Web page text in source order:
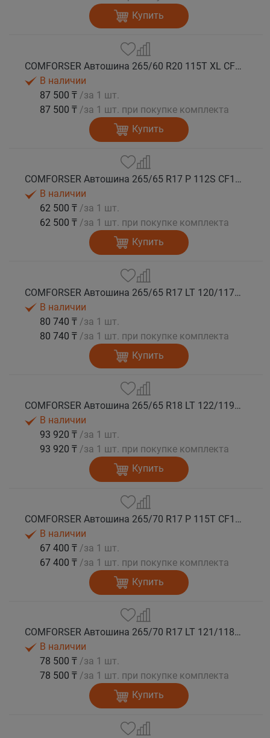
Купить
COMFORSER Автошина 265/60 R20 115T XL CF1100 RWL лето
В наличии
87 500 ₸ /за 1 шт.
87 500 ₸ /за 1 шт. при покупке комплекта
Купить
COMFORSER Автошина 265/65 R17 P 112S CF1100 RWL лето
В наличии
62 500 ₸ /за 1 шт.
62 500 ₸ /за 1 шт. при покупке комплекта
Купить
COMFORSER Автошина 265/65 R17 LT 120/117S CF1100 10PR RWL лето
В наличии
80 740 ₸ /за 1 шт.
80 740 ₸ /за 1 шт. при покупке комплекта
Купить
COMFORSER Автошина 265/65 R18 LT 122/119S CF1100 10PR RWL лето
В наличии
93 920 ₸ /за 1 шт.
93 920 ₸ /за 1 шт. при покупке комплекта
Купить
COMFORSER Автошина 265/70 R17 P 115T CF1100 RWL лето
В наличии
67 400 ₸ /за 1 шт.
67 400 ₸ /за 1 шт. при покупке комплекта
Купить
COMFORSER Автошина 265/70 R17 LT 121/118R CF1100 10PR RWL лето
В наличии
78 500 ₸ /за 1 шт.
78 500 ₸ /за 1 шт. при покупке комплекта
Купить